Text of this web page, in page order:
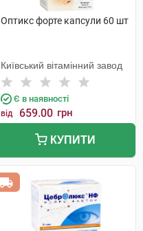
Оптикс форте капсули 60 шт
Київський вітамінний завод
Є в наявності
від 659.00 грн
КУПИТИ